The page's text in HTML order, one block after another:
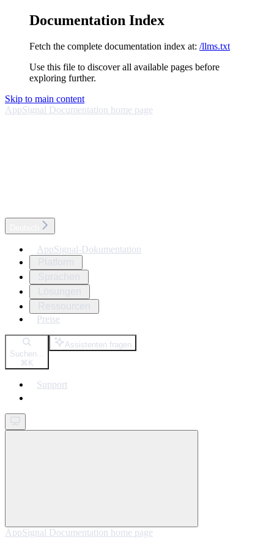
Documentation Index
Fetch the complete documentation index at: /llms.txt
Use this file to discover all available pages before
exploring further.
Skip to main content
AppSignal Documentation home page
AppSignal-Dokumentation
Preise
Suchen...
⌘ K
Assistenten fragen
Support
AppSignal Documentation home page